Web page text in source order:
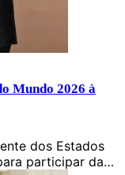
Mundo 2026 à
dos Estados
participar da…